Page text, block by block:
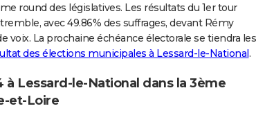
round des législatives. Les résultats du 1er tour
avec 49.86% des suffrages, devant Rémy
voix. La prochaine échéance électorale se tiendra les
des élections municipales à Lessard-le-National.
Lessard-le-National dans la 3ème
et-Loire